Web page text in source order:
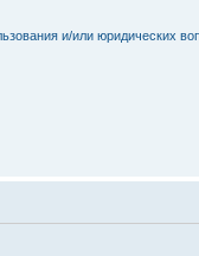
и/или юридических